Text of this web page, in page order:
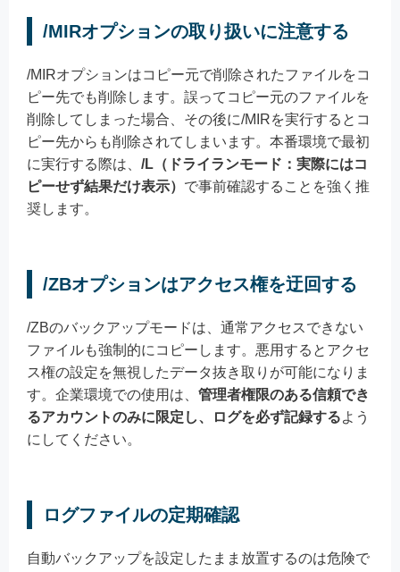
/MIRオプションの取り扱いに注意する
/MIRオプションはコピー元で削除されたファイルをコ
ピー先でも削除します。誤ってコピー元のファイルを
削除してしまった場合、その後に/MIRを実行するとコ
ピー先からも削除されてしまいます。本番環境で最初
に実行する際は、 /L（ドライランモード：実際にはコ
ピーせず結果だけ表示） で事前確認することを強く推
奨します。
/ZBオプションはアクセス権を迂回する
/ZBのバックアップモードは、通常アクセスできない
ファイルも強制的にコピーします。悪用するとアクセ
ス権の設定を無視したデータ抜き取りが可能になりま
す。企業環境での使用は、 管理者権限のある信頼でき
るアカウントのみに限定し、ログを必ず記録するよう
にしてください。
ログファイルの定期確認
自動バックアップを設定したまま放置するのは危険で